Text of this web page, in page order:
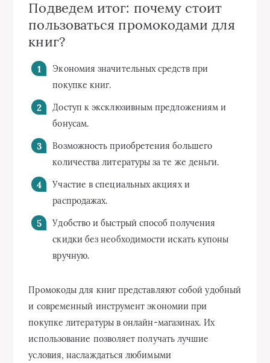
Подведем итог: почему стоит
пользоваться промокодами для
книг?
Экономия значительных средств при
покупке книг.
Доступ к эксклюзивным предложениям и
бонусам.
Возможность приобретения большего
количества литературы за те же деньги.
Участие в специальных акциях и
распродажах.
Удобство и быстрый способ получения
скидки без необходимости искать купоны
вручную.
Промокоды для книг представляют собой удобный
и современный инструмент экономии при
покупке литературы в онлайн-магазинах. Их
использование позволяет получать лучшие
условия, наслаждаться любимыми